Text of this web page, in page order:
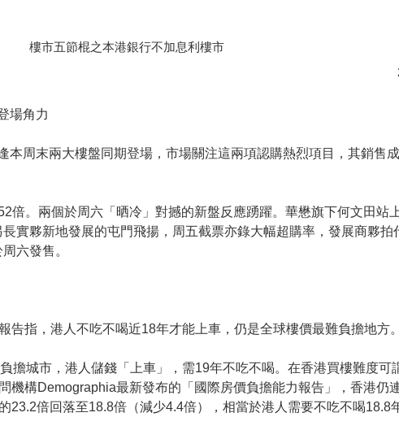
樓市五節棍之本港銀行不加息利樓市
場角力
本周末兩大樓盤同期登場，市場關注這兩項認購熱烈項目，其銷售
倍。兩個於周六「晒冷」對撼的新盤反應踴躍。華懋旗下何文田站
實夥新地發展的屯門飛揚，周五截票亦錄大幅超購率，發展商夥拍
六發售。
指，港人不吃不喝近18年才能上車，仍是全球樓價最難負擔地方。
擔城市，港人儲錢「上車」，需19年不吃不喝。在香港買樓難度可
機構Demographia最新發布的「國際房價負擔能力報告」，香港仍
倍回落至18.8倍（減少4.4倍），相當於港人需要不吃不喝18.8